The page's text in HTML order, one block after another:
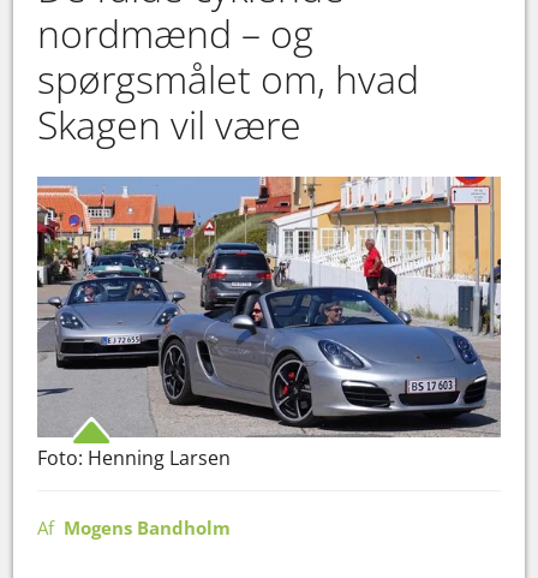
nordmænd – og
spørgsmålet om, hvad
Skagen vil være
Foto: Henning Larsen
Af Mogens Bandholm